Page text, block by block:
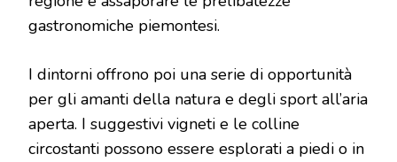
gastronomiche piemontesi.
I dintorni offrono poi una serie di opportunità
per gli amanti della natura e degli sport all’aria
aperta. I suggestivi vigneti e le colline
circostanti possono essere esplorati a piedi o in